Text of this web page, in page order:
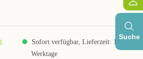
Suche
Sofort verfügbar, Lieferzeit: 1-3
Werktage